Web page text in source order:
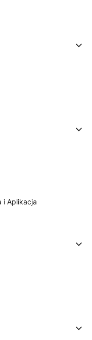
i Aplikacja